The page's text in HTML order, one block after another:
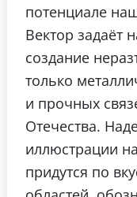
потенциале
Вектор задаёт
создание
только
и прочных
Отечества.
иллюстрации
придутся по